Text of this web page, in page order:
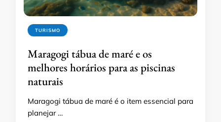
TURISMO
Maragogi tábua de maré e os
melhores horários para as piscinas
naturais
Maragogi tábua de maré é o item essencial para
planejar …